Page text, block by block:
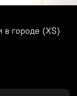
в городе (XS)